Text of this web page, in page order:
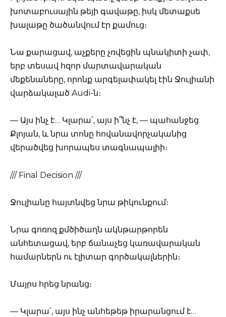
խոտաբուսային թեյի գավաթը, իսկ մետաքսե
խալաթը ծածանվում էր քամուց։
Նա քարացավ, աչքերը չռվեցին պնակիտի չափ,
երբ տեսավ հզոր մարտավարական
մեքենաները, որոնք արգելափակել էին Ջուլիանի
վարձակալած Audi-ն։
— Այս ինչ է… Կլարա՛, այս ի՞նչ է, — պահանջեց
Քլոյան, և նրա տոնը հովանավորչականից
վերածվեց խորապես տագնապալիի։
/// Final Decision ///
Ջուլիանը հայտնվեց նրա թիկունքում։
Նրա գոռոզ քմծիծաղն ակնթարթորեն
անհետացավ, երբ ճանաչեց կառավարական
համարներն ու էլիտար գործակալներին։
Մայրս հրեց նրանց։
— Կլարա՛, այս ինչ անհեթեթ իրարանցում է…